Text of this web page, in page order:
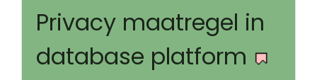
Privacy maatregel in
database platform